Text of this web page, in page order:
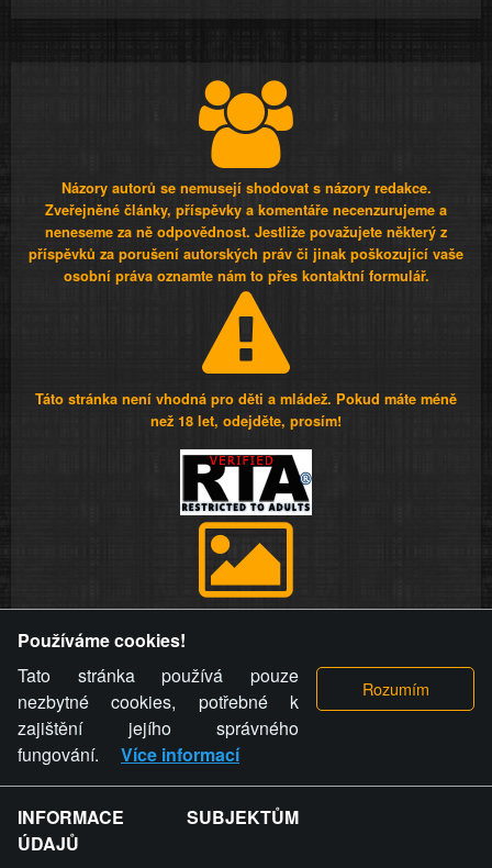
Názory autorů se nemusejí shodovat s názory redakce.
Zveřejněné články, příspěvky a komentáře necenzurujeme a
neneseme za ně odpovědnost. Jestliže považujete některý z
příspěvků za porušení autorských práv či jinak poškozující vaše
osobní práva oznamte nám to přes kontaktní formulář.
Táto stránka není vhodná pro děti a mládež. Pokud máte méně
než 18 let, odejděte, prosím!
videa a komentáře. Osoba, které se toto opatření provozovatele
stránky týče, ani osoba, která umístila fotografii nebo video na
stránku, nemůže z důvodu odstranění fotografie, videa nebo
komentáře pro výše uvedenou okolnost uplatnit vůči
provozovateli stránky žádný nárok na náhradu škody nebo
nemajetkové újmy.
ZVRÁCENÝ.CZ - Svět není zvrácenej. To jen
Používáme cookies!
Tato stránka používá pouze
nezbytné cookies, potřebné k
zajištění jejího správného
fungování.
Více informací
INFORMACE SUBJEKTŮM
ÚDAJŮ